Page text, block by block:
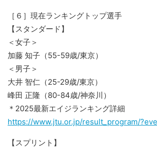
［６］現在ランキングトップ選手
【スタンダード】
＜女子＞
加藤 知子（55-59歳/東京）
＜男子＞
大井 智仁（25-29歳/東京）
峰田 正隆（80-84歳/神奈川）
＊2025最新エイジランキング詳細
https://www.jtu.or.jp/result_program/
【スプリント】